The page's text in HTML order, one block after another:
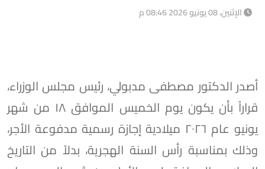
الإثنين، 08 يونيو 2026 08:46 م
أصدر الدكتور مصطفى مدبولي، رئيس مجلس الوزراء،
قراراً بأن يكون يوم الخميس الموافق ۱۸ من شهر
يونيو عام ۲۰۲٦ ميلادية إجازة رسمية مدفوعة الأجر،
وذلك بمناسبة رأس السنة الهجرية، بدلاً من التاريخ